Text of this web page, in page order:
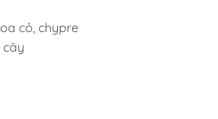
cỏ, chypre